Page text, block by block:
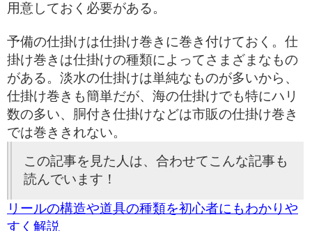
用意しておく必要がある。
予備の仕掛けは仕掛け巻きに巻き付けておく。仕
掛け巻きは仕掛けの種類によってさまざまなもの
がある。淡水の仕掛けは単純なものが多いから、
仕掛け巻きも簡単だが、海の仕掛けでも特にハリ
数の多い、胴付き仕掛けなどは市販の仕掛け巻き
では巻ききれない。
この記事を見た人は、合わせてこんな記事も
読んでいます！
リールの構造や道具の種類を初心者にもわかりや
すく解説